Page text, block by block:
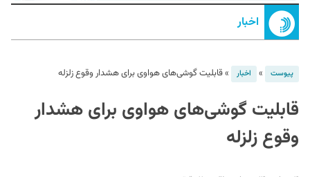
اخبار
پیوست » اخبار »قابلیت گوشی‌های هواوی برای هشدار وقوع زلزله
قابلیت گوشی‌های هواوی برای هشدار
وقوع زلزله